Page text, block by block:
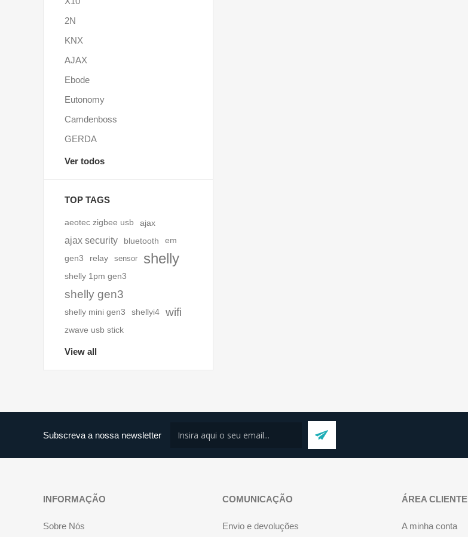
2N
KNX
AJAX
Ebode
Eutonomy
Camdenboss
GERDA
Ver todos
TOP TAGS
aeotec zigbee usb ajax
ajax security bluetooth
em
gen3
relay sensor shelly
shelly 1pm gen3
shelly gen3
shelly mini gen3 shellyi4 wifi
zwave usb stick
View all
Subscreva a nossa newsletter
INFORMAÇÃO
Sobre Nós
COMUNICAÇÃO
Envio e devoluções
ÁREA CLIENTE
A minha conta